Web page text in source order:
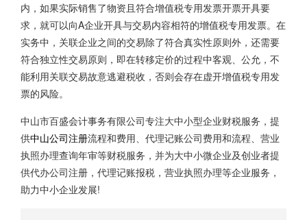
内，如果实际销售了物资且符合增值税专用发票开票开具要
求，就可以向A企业开具与交易内容相符的增值税专用发票。在
实务中，关联企业之间的交易除了符合真实性原则外，还需要
符合独立性交易原则，即在转移定价的过程中客观、公允，不
能利用关联交易故意逃避税收，否则会存在虚开增值税专用发
票的风险。
中山市百盛会计事务有限公司专注大中小型企业财税服务，提
供中山公司注册流程和费用、代理记账公司费用和流程、营业
执照办理查询年审等财税服务，并为大中小微企业及创业者提
供代办公司注册，代理记账报税，营业执照办理等企业服务，
助力中小企业发展!